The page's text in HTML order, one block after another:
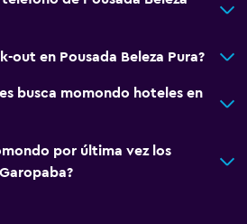
out en Pousada Beleza Pura?
busca momondo hoteles en
por última vez los